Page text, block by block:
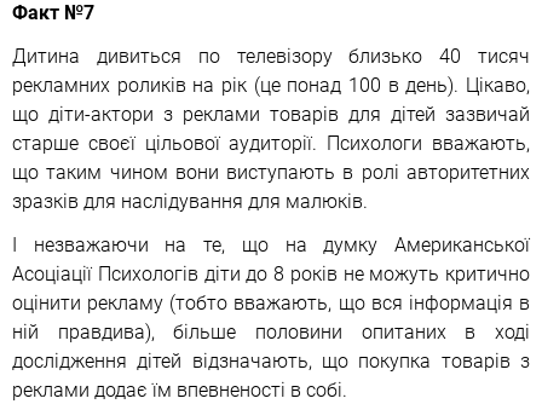
Факт №7
Дитина дивиться по телевізору близько 40 тисяч
рекламних роликів на рік (це понад 100 в день). Цікаво,
що діти-актори з реклами товарів для дітей зазвичай
старше своєї цільової аудиторії. Психологи вважають,
що таким чином вони виступають в ролі авторитетних
зразків для наслідування для малюків.
І незважаючи на те, що на думку Американської
Асоціації Психологів діти до 8 років не можуть критично
оцінити рекламу (тобто вважають, що вся інформація в
ній правдива), більше половини опитаних в ході
дослідження дітей відзначають, що покупка товарів з
реклами додає їм впевненості в собі.